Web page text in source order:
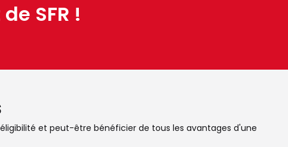
SFR !
et peut-être bénéficier de tous les avantages d'une